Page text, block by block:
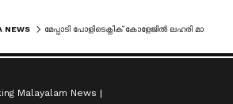
NEWS
Malayalam News